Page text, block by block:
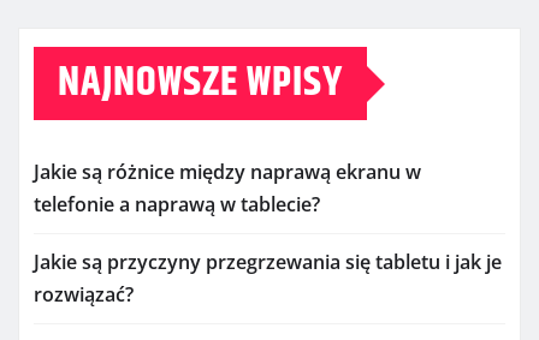
NAJNOWSZE WPISY
Jakie są różnice między naprawą ekranu w
telefonie a naprawą w tablecie?
Jakie są przyczyny przegrzewania się tabletu i jak je
rozwiązać?